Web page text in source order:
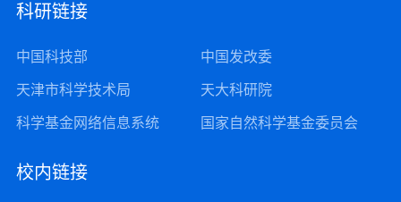
科研链接
中国科技部 中国发改委
天津市科学技术局 天大科研院
科学基金网络信息系统 国家自然科学基金委员会
校内链接